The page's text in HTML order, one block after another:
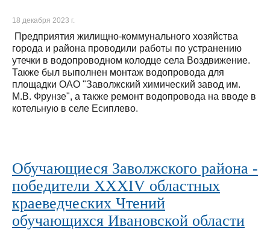
18 декабря 2023 г.
Предприятия жилищно-коммунального хозяйства
города и района проводили работы по устранению
утечки в водопроводном колодце села Воздвижение.
Также был выполнен монтаж водопровода для
площадки ОАО "Заволжский химический завод им.
М.В. Фрунзе", а также ремонт водопровода на вводе в
котельную в селе Есиплево.
Обучающиеся Заволжского района -
победители ХХХIV областных
краеведческих Чтений
обучающихся Ивановской области